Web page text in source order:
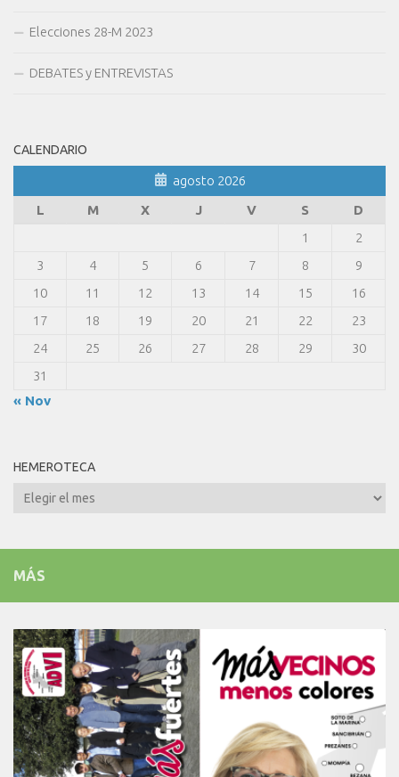
Elecciones 28-M 2023
DEBATES y ENTREVISTAS
CALENDARIO
agosto 2026
L
M X J V S
D
1
2
3
4 5 6 7 8
9
10
11 12 13 14 15
16
17
18 19 20 21 22
23
24
25 26 27 28 29
30
31
« Nov
HEMEROTECA
Hemeroteca
MÁS